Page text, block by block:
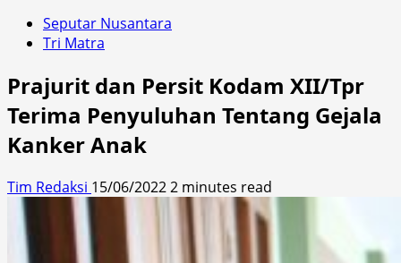
Seputar Nusantara
Tri Matra
Prajurit dan Persit Kodam XII/Tpr
Terima Penyuluhan Tentang Gejala
Kanker Anak
Tim Redaksi 15/06/20222 minutes read